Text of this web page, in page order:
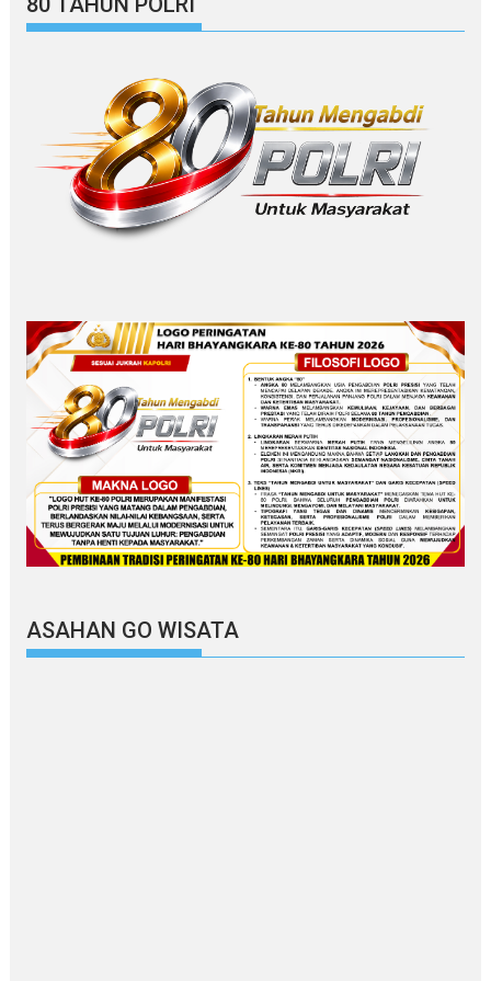
ASAHAN GO WISATA